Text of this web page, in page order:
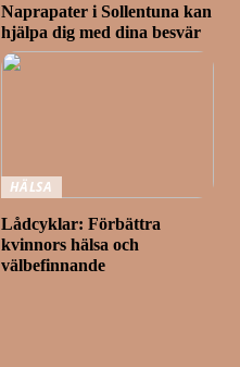
Naprapater i Sollentuna kan
hjälpa dig med dina besvär
HÄLSA
Lådcyklar: Förbättra
kvinnors hälsa och
välbefinnande